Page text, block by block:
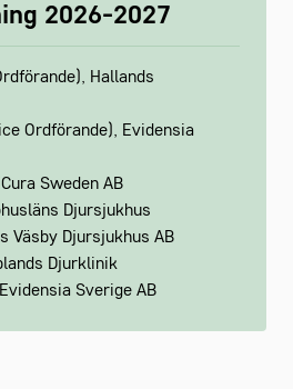
2026-2027
Hallands
Ordförande), Evidensia
Sweden AB
Djursjukhus
Väsby Djursjukhus AB
Djurklinik
Sverige AB